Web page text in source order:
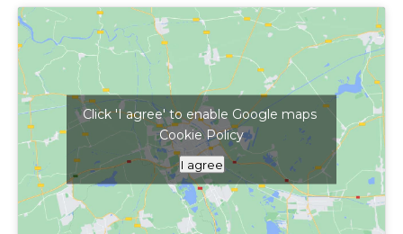
Kattints ide a térkép megjelenítéséhez
Click 'I agree' to enable Google maps
Cookie Policy
I agree